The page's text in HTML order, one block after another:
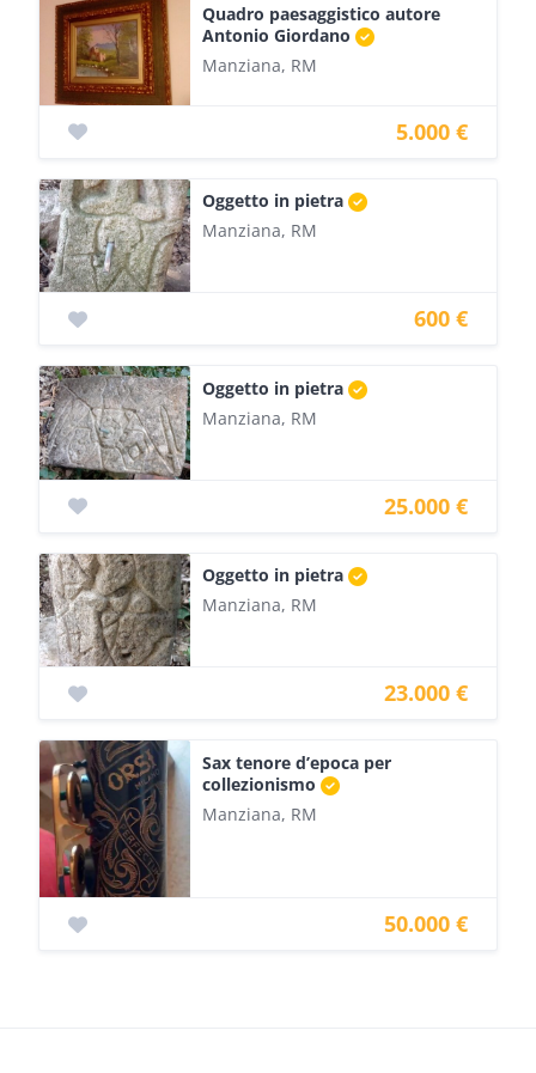
Quadro paesaggistico autore
Antonio Giordano
Manziana, RM
5.000 €
Oggetto in pietra
Manziana, RM
600 €
Oggetto in pietra
Manziana, RM
25.000 €
Oggetto in pietra
Manziana, RM
23.000 €
Sax tenore d’epoca per
collezionismo
Manziana, RM
50.000 €